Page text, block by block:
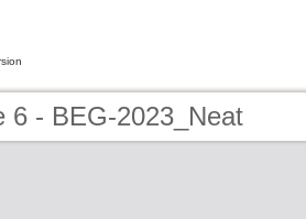
6 - BEG-2023_Neat